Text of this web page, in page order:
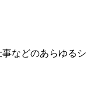
などのあらゆるシ